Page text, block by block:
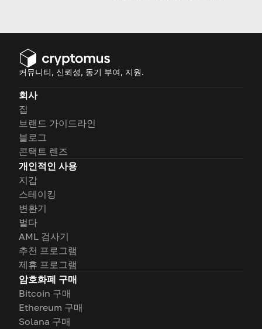
커뮤니티, 신뢰성, 동기 부여, 지원.
회사
집
브랜드 가이드라인
블로그
콘택트 렌즈
개인적인 사용
지갑
스테이킹
변환기
벌다
AML 검사기
추천 프로그램
제휴 프로그램
암호화폐 구매
Bitcoin 구매
Ethereum 구매
Solana 구매